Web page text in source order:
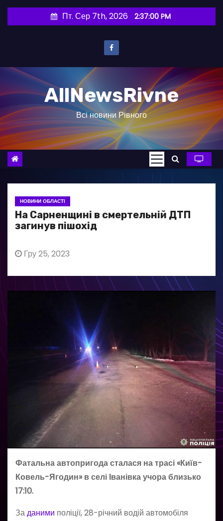
и
о
в
Пт. Сер 7th, 2026 2:37:01 PM
AllNewsRivne
Всі новини Рівного
НОВИНИ ОБЛАСТІ
На Сарненщині в смертельній ДТП
загинув пішохід
Гру 25, 2023
Фатальна автопригода сталася на трасі «Київ-
Ковель-Ягодин» в селі Іванівка учора близько
17:10.
Заданими поліції, 28-річний водій автомобіля